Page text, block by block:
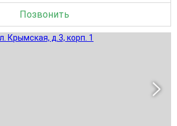
Позвонить